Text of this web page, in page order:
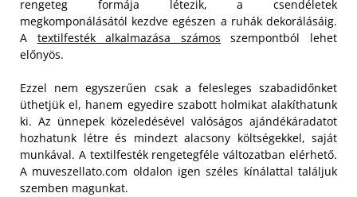
rengeteg formája létezik, a csendéletek
megkomponálásától kezdve egészen a ruhák dekorálásáig.
A textilfesték alkalmazása számos szempontból lehet
előnyös.
Ezzel nem egyszerűen csak a felesleges szabadidőnket
üthetjük el, hanem egyedire szabott holmikat alakíthatunk
ki. Az ünnepek közeledésével valóságos ajándékáradatot
hozhatunk létre és mindezt alacsony költségekkel, saját
munkával. A textilfesték rengetegféle változatban elérhető.
A muveszellato.com oldalon igen széles kínálattal találjuk
szemben magunkat.